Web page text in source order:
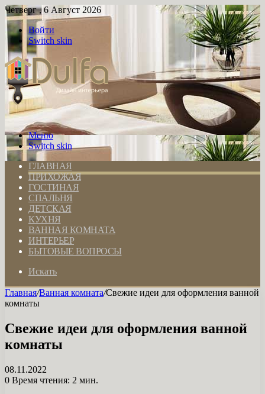
Четверг , 6 Август 2026
Войти
Switch skin
Меню
Switch skin
ГЛАВНАЯ
ПРИХОЖАЯ
ГОСТИНАЯ
СПАЛЬНЯ
ДЕТСКАЯ
КУХНЯ
ВАННАЯ КОМНАТА
ИНТЕРЬЕР
БЫТОВЫЕ ВОПРОСЫ
Искать
Главная/Ванная комната/Свежие идеи для оформления ванной
комнаты
Свежие идеи для оформления ванной
комнаты
08.11.2022
0 Время чтения: 2 мин.